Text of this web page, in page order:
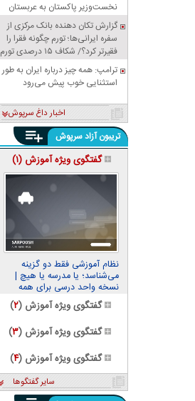
نخست‌وزیر پاکستان به عربستان
گزارش تکان‌ دهنده بانک مرکزی از
سفره ایرانی‌ها؛ تورم چگونه فقرا را
فقیرتر کرد؟/ شکاف ۱۵ درصدی تورم
میان فقیر و غنی
ترامپ: همه چیز درباره ایران به طور
استثنایی خوب پیش می‌رود
اخبار داغ سرپوش
تریبون آزاد سرپوش
گفتگوی ویژه آموزش (۱)
نظام آموزشی فقط دو گزینه
می‌شناسد؛ یا مدرسه یا هیچ |
نسخه واحد درسی برای همه
مناطق کشور عادلانه نیست
گفتگوی ویژه آموزش (۲)
گفتگوی ویژه آموزش (۳)
گفتگوی ویژه آموزش (۴)
سایر گفتگوها